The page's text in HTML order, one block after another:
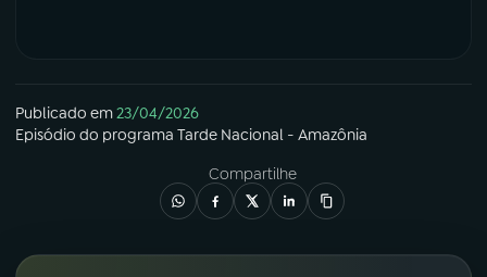
Publicado em23/04/2026
Episódio do programa Tarde Nacional - Amazônia
Compartilhe